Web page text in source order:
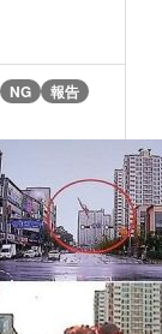
NG 報告